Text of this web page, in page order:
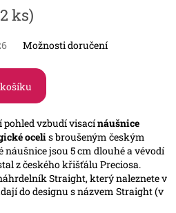
ks)
Možnosti doručení
pohled vzbudí visacínáušnice
ocelis broušeným českým
jsou 5 cm dlouhé a vévodí
z českého křišťálu Preciosa.
Straight, který naleznete v
do designu s názvem Straight (v